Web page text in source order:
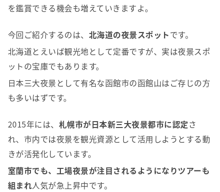
を鑑賞できる機会も増えていきますよ。
今回ご紹介するのは、 北海道の夜景スポットです。
北海道とえいば観光地として定番ですが、実は夜景スポ
ットの宝庫でもあります。
日本三大夜景として有名な函館市の函館山はご存じの方
も多いはずです。
2015年には、 札幌市が日本新三大夜景都市に認定さ
れ、市内では夜景を観光資源として活用しようとする動
きが活発化しています。
室蘭市でも、工場夜景が注目されるようになりツアーも
組まれ人気が急上昇中です。